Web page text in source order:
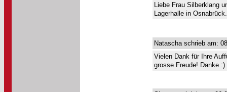
Liebe Frau Silberklang
Lagerhalle in
Natascha schrieb am:
Vielen Dank für Ihre
grosse Freude! Danke